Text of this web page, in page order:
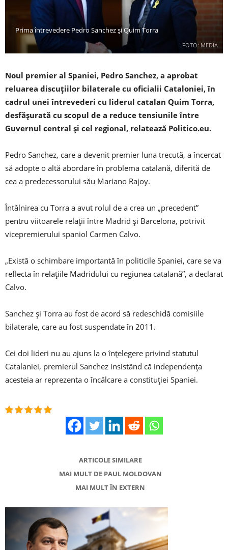
FOTO: MEDIA
Prima întrevedere Pedro Sanchez și Quim Torra
Noul premier al Spaniei, Pedro Sanchez, a aprobat
reluarea discuţiilor bilaterale cu oficialii Cataloniei, în
cadrul unei întrevederi cu liderul catalan Quim Torra,
desfăşurată cu scopul de a reduce tensiunile între
Guvernul central şi cel regional, relatează Politico.eu.
Pedro Sanchez, care a devenit premier luna trecută, a încercat
să adopte o altă abordare în problema catalană, diferită de
cea a predecessorului său Mariano Rajoy.
Întâlnirea cu Torra a avut rolul de a crea un „precedent”
pentru viitoarele relaţii între Madrid şi Barcelona, potrivit
vicepremierului spaniol Carmen Calvo.
„Există o schimbare importantă în politicile Spaniei, care se va
reflecta în relaţiile Madridului cu regiunea catalană”, a declarat
Calvo.
Sanchez și Torra au fost de acord să redeschidă comisiile
bilaterale, care au fost suspendate în 2011.
Cei doi lideri nu au ajuns la o înţelegere privind statutul
Catalaniei, premierul Sanchez insistând că independenţa
acesteia ar reprezenta o încălcare a constituţiei Spaniei.
ARTICOLE SIMILARE
MAI MULT DE PAUL MOLDOVAN
MAI MULT ÎN EXTERN